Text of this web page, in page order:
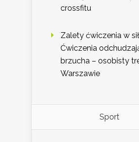
crossfitu
Zalety ćwiczenia w
Ćwiczenia
brzucha – osobisty
Warszawie
Sport